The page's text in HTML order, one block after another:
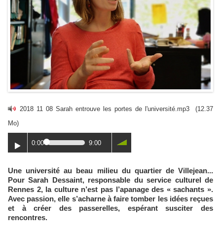
2018 11 08 Sarah entrouve les portes de l'université.mp3
(12.37
Mo)
0:00 9:00
Une université au beau milieu du quartier de Villejean...
Pour Sarah Dessaint, responsable du service culturel de
Rennes 2, la culture n’est pas l’apanage des « sachants ».
Avec passion, elle s’acharne à faire tomber les idées reçues
et à créer des passerelles, espérant susciter des
rencontres.